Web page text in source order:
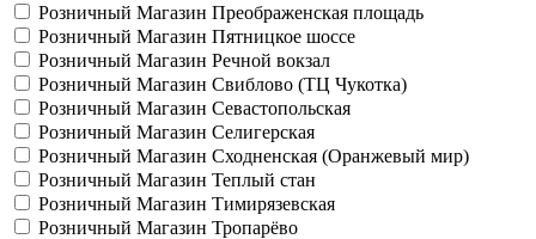
Розничный Магазин Преображенская площадь
Розничный Магазин Пятницкое шоссе
Розничный Магазин Речной вокзал
Розничный Магазин Свиблово (ТЦ Чукотка)
Розничный Магазин Севастопольская
Розничный Магазин Селигерская
Розничный Магазин Сходненская (Оранжевый мир)
Розничный Магазин Теплый стан
Розничный Магазин Тимирязевская
Розничный Магазин Тропарёво